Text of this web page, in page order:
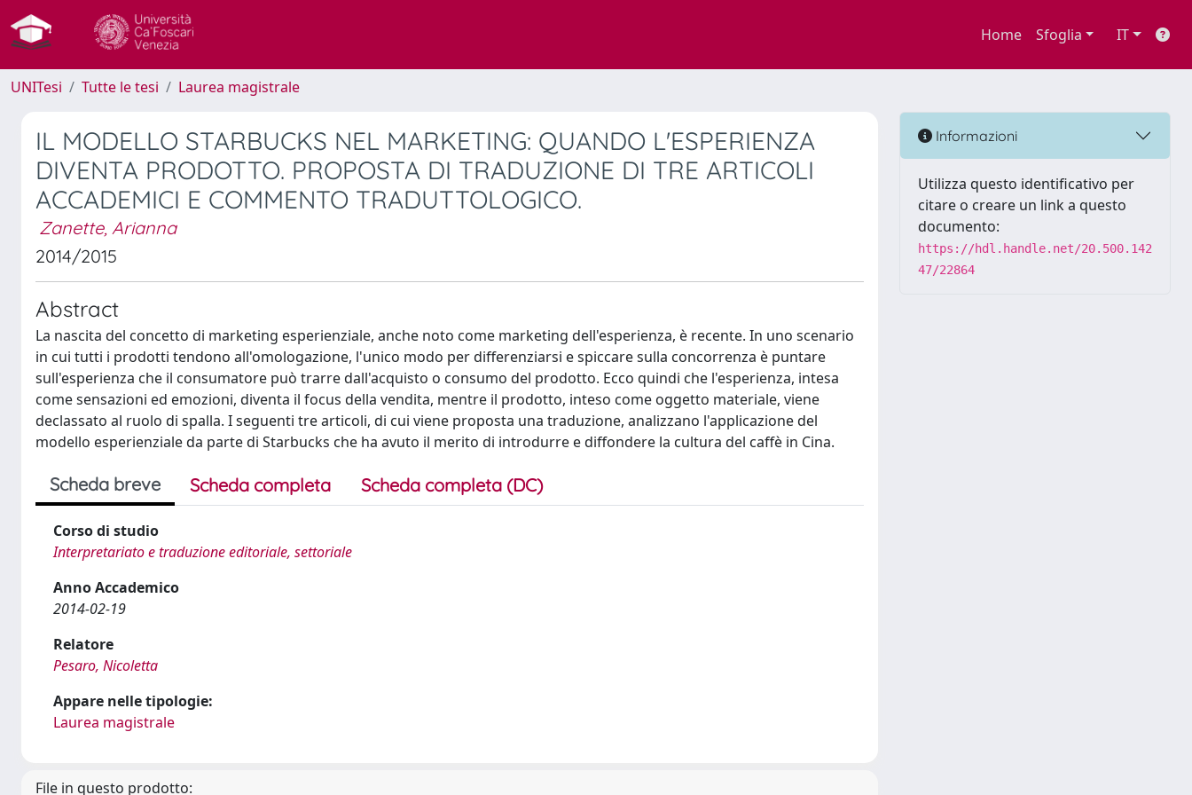
Home Sfoglia IT
UNITesi Tutte le tesi Laurea magistrale
IL MODELLO STARBUCKS NEL MARKETING: QUANDO L'ESPERIENZA
DIVENTA PRODOTTO. PROPOSTA DI TRADUZIONE DI TRE ARTICOLI
ACCADEMICI E COMMENTO TRADUTTOLOGICO.
Zanette, Arianna
2014/2015
Abstract
La nascita del concetto di marketing esperienziale, anche noto come marketing dell'esperienza, è recente. In uno scenario
in cui tutti i prodotti tendono all'omologazione, l'unico modo per differenziarsi e spiccare sulla concorrenza è puntare
sull'esperienza che il consumatore può trarre dall'acquisto o consumo del prodotto. Ecco quindi che l'esperienza, intesa
come sensazioni ed emozioni, diventa il focus della vendita, mentre il prodotto, inteso come oggetto materiale, viene
declassato al ruolo di spalla. I seguenti tre articoli, di cui viene proposta una traduzione, analizzano l'applicazione del
modello esperienziale da parte di Starbucks che ha avuto il merito di introdurre e diffondere la cultura del caffè in Cina.
Scheda breve Scheda completa Scheda completa (DC)
Corso di studio
Interpretariato e traduzione editoriale, settoriale
Anno Accademico
2014-02-19
Relatore
Pesaro, Nicoletta
Appare nelle tipologie:
Laurea magistrale
File in questo prodotto:
Informazioni
Utilizza questo identificativo per
citare o creare un link a questo
documento:
https://hdl.handle.net/20.500.142
47/22864